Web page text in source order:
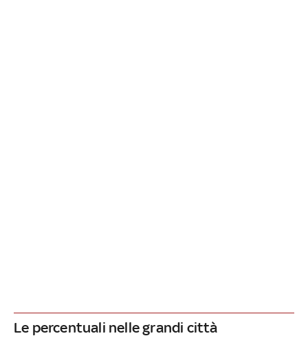
Le percentuali nelle grandi città